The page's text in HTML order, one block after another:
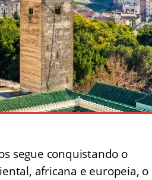
segue conquistando o
africana e europeia, o